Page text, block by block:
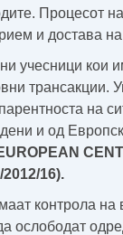
Процесот
и достава
учесници
трансакции.
на
и од
16).
контрола
ослободат